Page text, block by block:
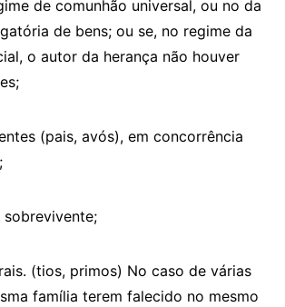
de comunhão universal, ou no da
de bens; ou se, no regime da
o autor da herança não houver
(pais, avós), em concorrência
sobrevivente;
(tios, primos) No caso de várias
família terem falecido no mesmo